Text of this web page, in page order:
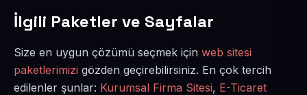
İlgili Paketler ve Sayfalar
Size en uygun çözümü seçmek için web sitesi
paketlerimizi gözden geçirebilirsiniz. En çok tercih
edilenler şunlar: Kurumsal Firma Sitesi, E-Ticaret